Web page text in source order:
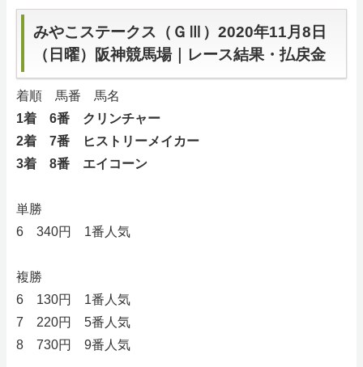
みやこステークス（ＧⅢ）2020年11月8日
（日曜）阪神競馬場｜レース結果・払戻金
着順 馬番 馬名
1着 6番 クリンチャー
2着 7番 ヒストリーメイカー
3着 8番 エイコーン
単勝
6 340円 1番人気
複勝
6 130円 1番人気
7 220円 5番人気
8 730円 9番人気